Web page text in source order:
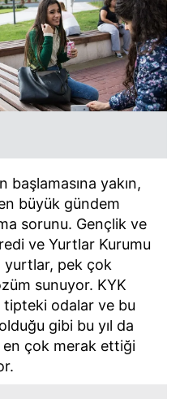
başlamasına yakın,
büyük gündem
sorunu. Gençlik ve
ve Yurtlar Kurumu
yurtlar, pek çok
sunuyor. KYK
tipteki odalar ve bu
gibi bu yıl da
çok merak ettiği